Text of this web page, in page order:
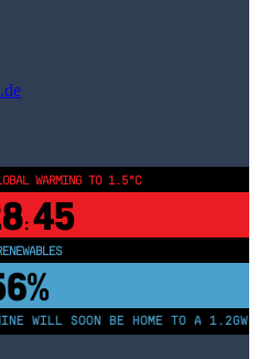
WARMING TO 1.5°C
: 45
WILL SOON BE HOME TO A 1.2GW